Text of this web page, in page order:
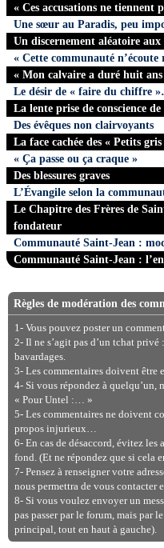
« Ces accusations ne tiennent
Une sœur au Paradis, peu
Un discernement aléatoire aux
« Cette communauté
« Mon calvaire a duré huit ans
Le désir de « faire du chiffre
La lente prise de conscience
Des évêques non clairvoyants
La face cachée des « Petits gris
« Ça passe ou ça craque »
Des blessures graves
L’Évangile selon la
Le Chapitre des Frères de
fondateur
Communauté Saint-Jean :
Communauté Saint-Jean :
Règles de modération des
1- Vous pouvez poster un
2- Il ne s’agit pas d’un tchat privé
bavardages.
3- Les commentaires doivent être
4- Si vous répondez à quelqu’un,
« Pour Untel :… »
5- Les commentaires ne doivent
propos injurieux…
6- En cas de désaccord, évitez les
fond. (Et ne répondez que si cela
7- Pensez à renseigner votre
nous permettra de vous contacter
8- Si vous voulez envoyer un
pas passer par le forum, mais par
principal, tout en haut à gauche).